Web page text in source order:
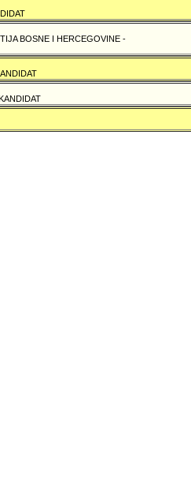
BOSNE I HERCEGOVINE -